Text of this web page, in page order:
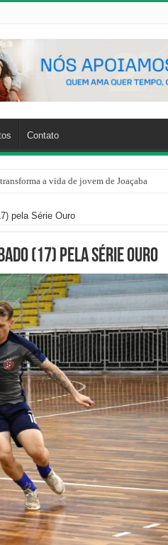
Contato
a vida de jovem de Joaçaba
pela Série Ouro
(17) pela Série Ouro